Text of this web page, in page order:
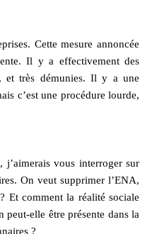
Cette mesure annoncée
Il y a effectivement des
et très démunies. Il y a une
c’est une procédure lourde,
vous interroger sur
On veut supprimer l’ENA,
Et comment la réalité sociale
elle être présente dans la
?